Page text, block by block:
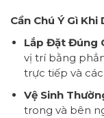
Cần Chú Ý Gì
Lắp Đặt Đúng
vị trí bằng
trực tiếp và
Vệ Sinh
trong và bên